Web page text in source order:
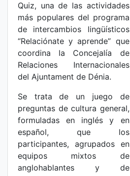
Quiz, una de las actividades
más populares del programa
de intercambios lingüísticos
“Relaciónate y aprende” que
coordina la Concejalía de
Relaciones Internacionales
del Ajuntament de Dénia.
Se trata de un juego de
preguntas de cultura general,
formuladas en inglés y en
español, que los
participantes, agrupados en
equipos mixtos de
anglohablantes y de